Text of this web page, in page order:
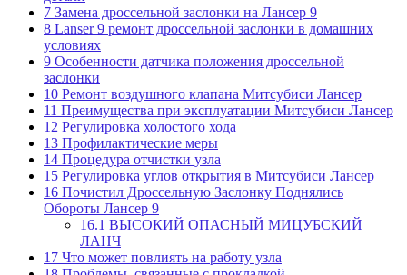
7 Замена дроссельной заслонки на Лансер 9
8 Lanser 9 ремонт дроссельной заслонки в домашних
условиях
9 Особенности датчика положения дроссельной
заслонки
10 Ремонт воздушного клапана Митсубиси Лансер
11 Преимущества при эксплуатации Митсубиси Лансер
12 Регулировка холостого хода
13 Профилактические меры
14 Процедура отчистки узла
15 Регулировка углов открытия в Митсубиси Лансер
16 Почистил Дроссельную Заслонку Поднялись
Обороты Лансер 9
16.1 ВЫСОКИЙ ОПАСНЫЙ МИЦУБСКИЙ
ЛАНЧ
17 Что может повлиять на работу узла